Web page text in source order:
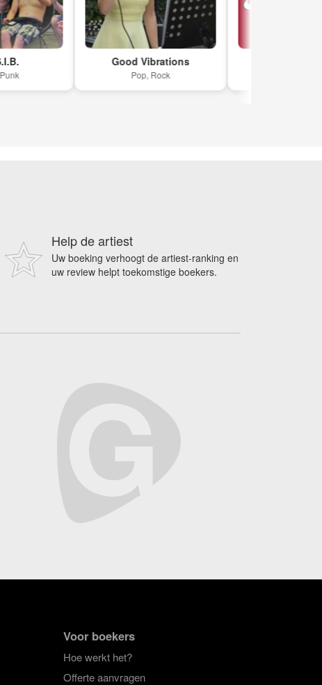
Good Vibrations
Pop, Rock
Help de artiest
Uw boeking verhoogt de artiest-ranking en
uw review helpt toekomstige boekers.
Voor boekers
Hoe werkt het?
Offerte aanvragen